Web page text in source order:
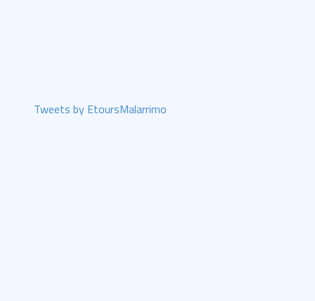
Tweets by EtoursMalarrimo